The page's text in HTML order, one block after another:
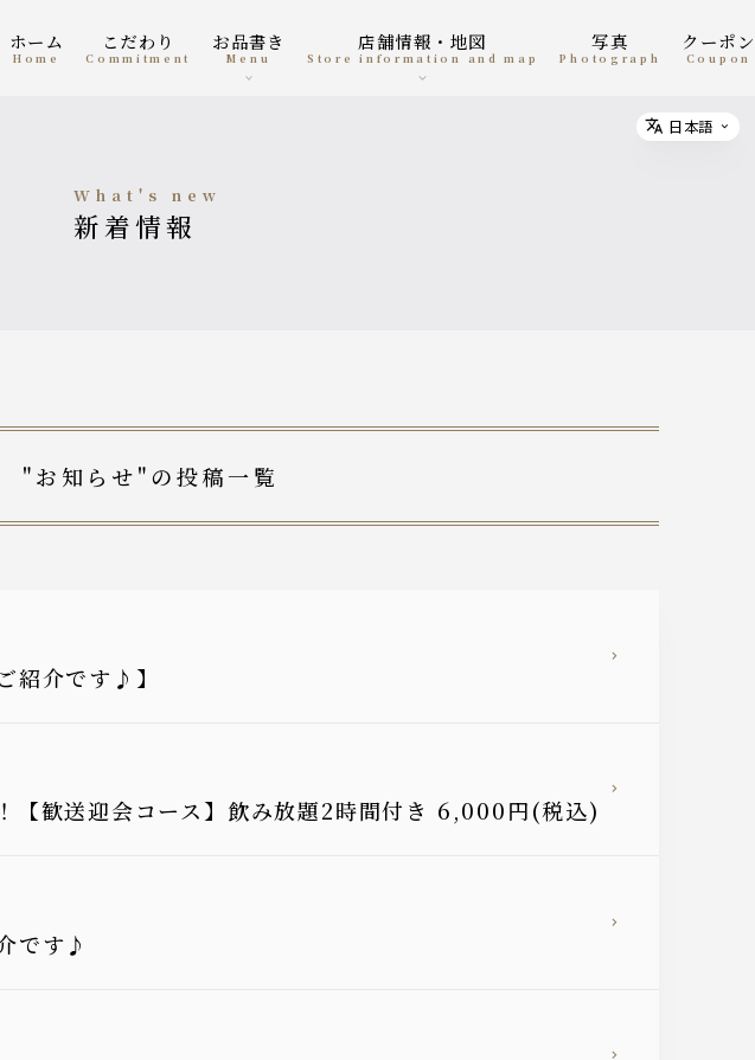
ホーム
home
こだわり
Commitment
お品書き
menu
店舗情報・地図
Store information and map
写真
photograph
クーポン
coupon
what's new
新着情報
"お知らせ"の投稿一覧
紹介です♪】
【歓送迎会コース】飲み放題2時間付き 6,000円(税込)
です♪
Select
日本語